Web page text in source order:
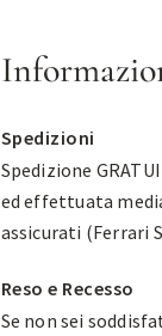
Spedizioni
Spedizione
ed effettuata
assicurati (Ferrari
Reso e Recesso
Se non sei